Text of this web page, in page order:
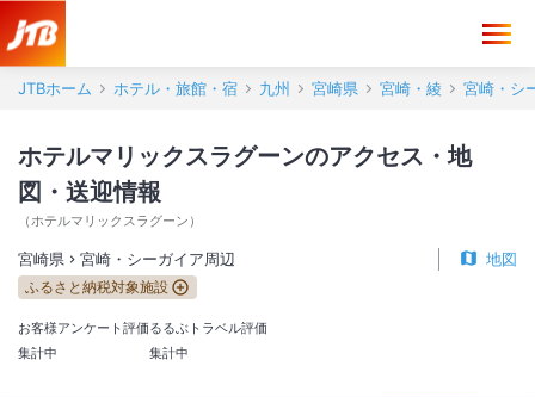
JTBホーム ホテル・旅館・宿 九州 宮崎県 宮崎・綾 宮崎・シ
ホテルマリックスラグーンのアクセス・地
図・送迎情報
（ホテルマリックスラグーン ）
宮崎県 宮崎・シーガイア周辺 地図
ふるさと納税対象施設
お客様アンケート評価
集計中
るるぶトラベル評価
集計中